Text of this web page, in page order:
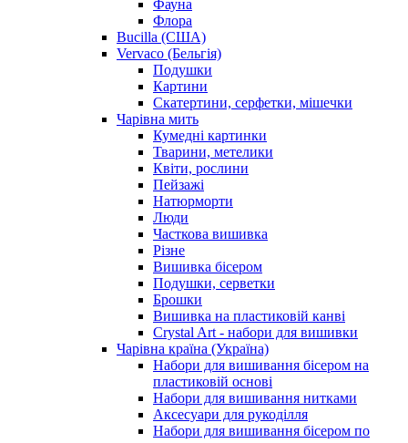
Фауна
Флора
Bucilla (США)
Vervaco (Бельгія)
Подушки
Картини
Скатертини, серфетки, мішечки
Чарiвна мить
Кумедні картинки
Тварини, метелики
Квіти, рослини
Пейзажі
Натюрморти
Люди
Часткова вишивка
Різне
Вишивка бісером
Подушки, серветки
Брошки
Вишивка на пластиковій канві
Crystal Art - набори для вишивки
Чарівна країна (Україна)
Набори для вишивання бісером на
пластиковій основі
Набори для вишивання нитками
Аксесуари для рукоділля
Набори для вишивання бісером по